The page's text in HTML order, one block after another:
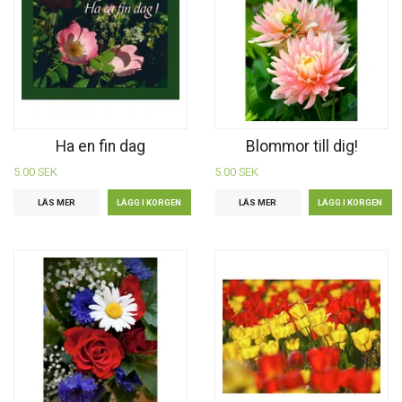
Ha en fin dag
5.00 SEK
LÄS MER
Blommor till dig!
5.00 SEK
LÄS MER